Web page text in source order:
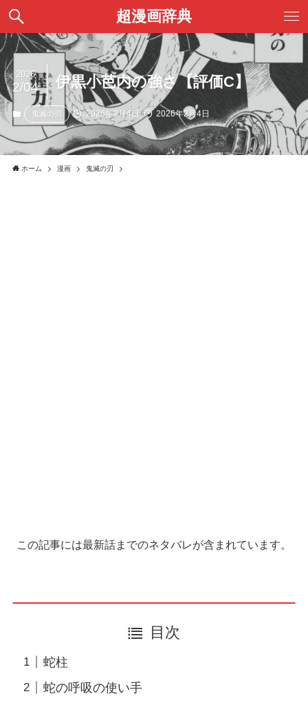
超漫画辞典
伊黒小芭内の強さ【評価C】
2026
2/04
鬼滅の刃 2026年2月4日 2026年2月4日
ホーム 漫画 鬼滅の刃
この記事には最新話までのネタバレが含まれています。
目次
蛇柱
蛇の呼吸の使い手